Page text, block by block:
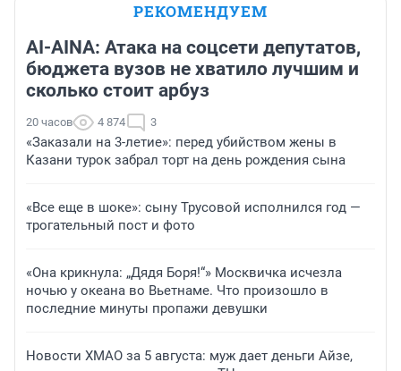
РЕКОМЕНДУЕМ
AI-AINA: Атака на соцсети депутатов,
бюджета вузов не хватило лучшим и
сколько стоит арбуз
20 часов 4 874 3
«Заказали на 3-летие»: перед убийством жены в
Казани турок забрал торт на день рождения сына
«Все еще в шоке»: сыну Трусовой исполнился год —
трогательный пост и фото
«Она крикнула: „Дядя Боря!“» Москвичка исчезла
ночью у океана во Вьетнаме. Что произошло в
последние минуты пропажи девушки
Новости ХМАО за 5 августа: муж дает деньги Айзе,